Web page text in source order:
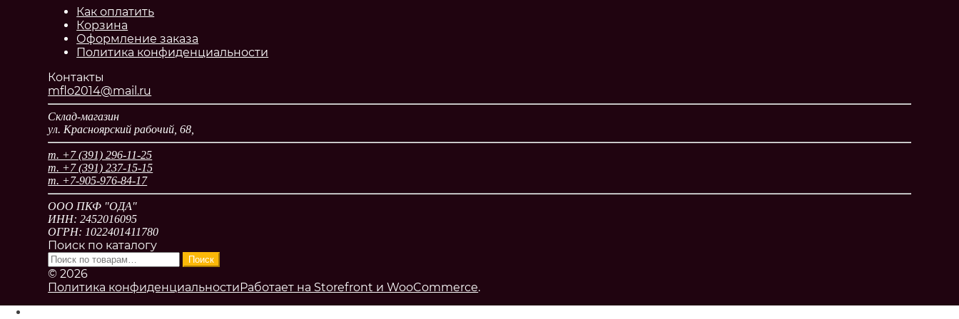
Как оплатить
Корзина
Оформление заказа
Политика конфиденциальности
Контакты
mflo2014@mail.ru
Склад-магазин
ул. Красноярский рабочий, 68,
т. +7 (391) 296-11-25
т. +7 (391) 237-15-15
т. +7-905-976-84-17
ООО ПКФ "ОДА"
ИНН: 2452016095
ОГРН: 1022401411780
Поиск по каталогу
Искать:
Поиск
© 2026
Политика конфиденциальностиРаботает на Storefront и WooCommerce.